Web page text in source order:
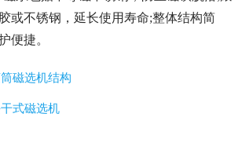
或不锈钢，延长使用寿命;整体结构简
便捷。
磁选机结构
式磁选机